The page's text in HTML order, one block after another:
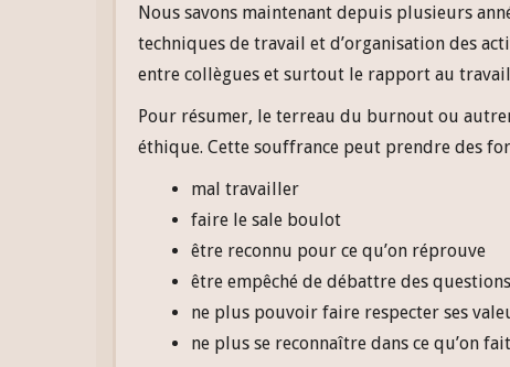
Nous savons maintenant depuis plusieurs
techniques de travail et d’organisation des
entre collègues et surtout le rapport au
Pour résumer, le terreau du burnout ou
éthique. Cette souffrance peut prendre des
mal travailler
faire le sale boulot
être reconnu pour ce qu’on réprouve
être empêché de débattre des
ne plus pouvoir faire respecter ses
ne plus se reconnaître dans ce qu’on